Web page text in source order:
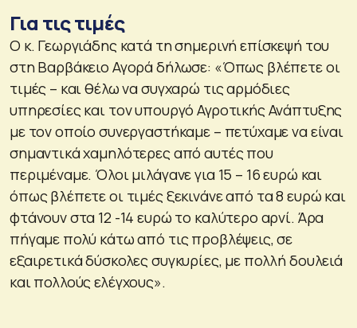
Για τις τιμές
Ο κ. Γεωργιάδης κατά τη σημερινή επίσκεψή του
στη Βαρβάκειο Αγορά δήλωσε: «Όπως βλέπετε οι
τιμές – και θέλω να συγχαρώ τις αρμόδιες
υπηρεσίες και τον υπουργό Αγροτικής Ανάπτυξης
με τον οποίο συνεργαστήκαμε – πετύχαμε να είναι
σημαντικά χαμηλότερες από αυτές που
περιμέναμε. Όλοι μιλάγανε για 15 – 16 ευρώ και
όπως βλέπετε οι τιμές ξεκινάνε από τα 8 ευρώ και
φτάνουν στα 12 -14 ευρώ το καλύτερο αρνί. Άρα
πήγαμε πολύ κάτω από τις προβλέψεις, σε
εξαιρετικά δύσκολες συγκυρίες, με πολλή δουλειά
και πολλούς ελέγχους».